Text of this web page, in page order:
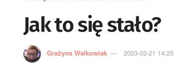
Jak to się stało?
Grażyna Walkowiak 2023-03-21 14:25